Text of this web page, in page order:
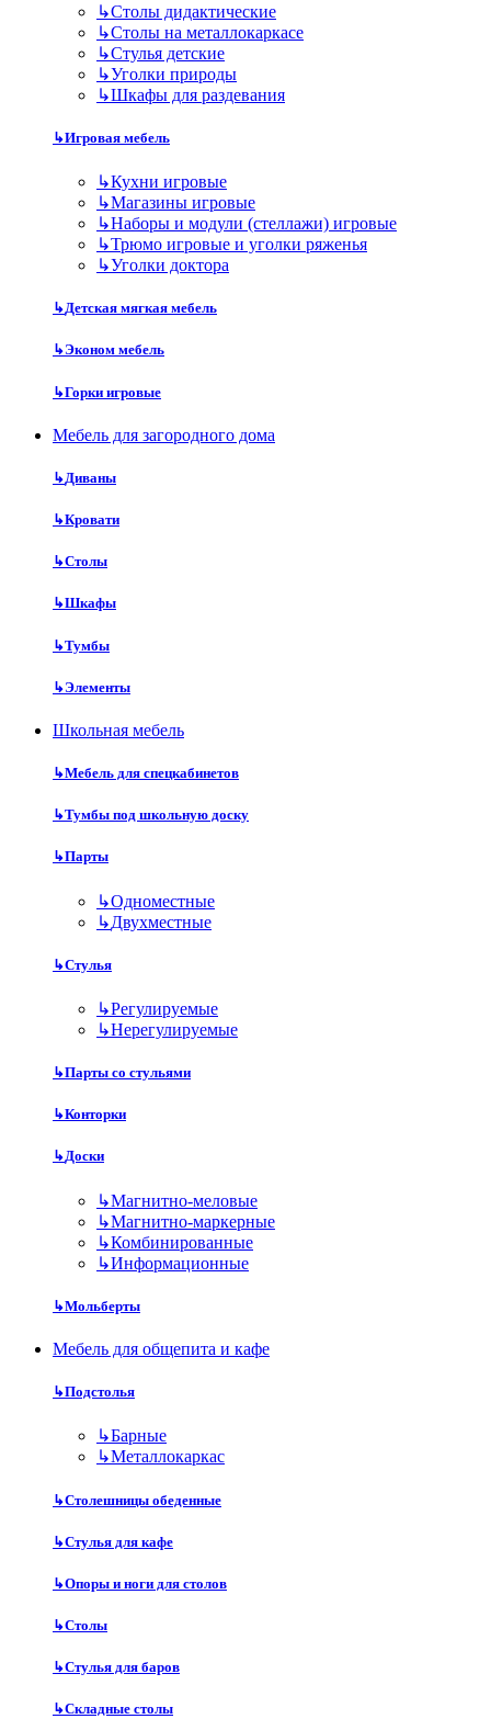
↳Столы дидактические
↳Столы на металлокаркасе
↳Стулья детские
↳Уголки природы
↳Шкафы для раздевания
↳Игровая мебель
↳Кухни игровые
↳Магазины игровые
↳Наборы и модули (стеллажи) игровые
↳Трюмо игровые и уголки ряженья
↳Уголки доктора
↳Детская мягкая мебель
↳Эконом мебель
↳Горки игровые
Мебель для загородного дома
↳Диваны
↳Кровати
↳Столы
↳Шкафы
↳Тумбы
↳Элементы
Школьная мебель
↳Мебель для спецкабинетов
↳Тумбы под школьную доску
↳Парты
↳Одноместные
↳Двухместные
↳Стулья
↳Регулируемые
↳Нерегулируемые
↳Парты со стульями
↳Конторки
↳Доски
↳Магнитно-меловые
↳Магнитно-маркерные
↳Комбинированные
↳Информационные
↳Мольберты
Мебель для общепита и кафе
↳Подстолья
↳Барные
↳Металлокаркас
↳Столешницы обеденные
↳Стулья для кафе
↳Опоры и ноги для столов
↳Столы
↳Стулья для баров
↳Складные столы